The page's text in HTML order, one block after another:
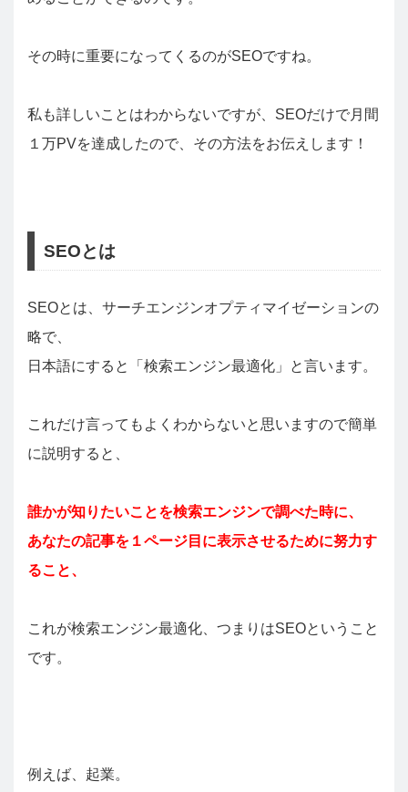
その時に重要になってくるのがSEOですね。
私も詳しいことはわからないですが、SEOだけで月間
１万PVを達成したので、その方法をお伝えします！
SEOとは
SEOとは、サーチエンジンオプティマイゼーションの
略で、
日本語にすると「検索エンジン最適化」と言います。
これだけ言ってもよくわからないと思いますので簡単
に説明すると、
誰かが知りたいことを検索エンジンで調べた時に、
あなたの記事を１ページ目に表示させるために努力す
ること、
これが検索エンジン最適化、つまりはSEOということ
です。
例えば、起業。